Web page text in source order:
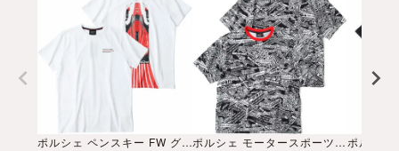
ポルシェ ペンスキー FW グラフィック Tシャツ ポルシェ モータースポーツ FW オーバーサイズ Tシャツ ポルシェ